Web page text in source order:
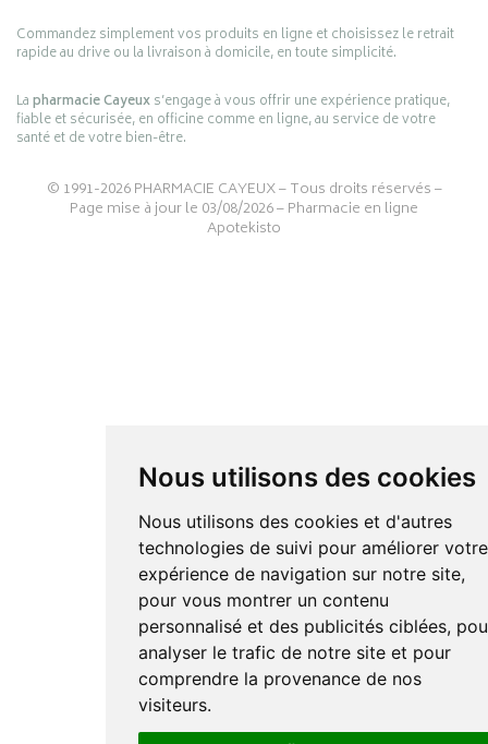
Nous utilisons des cookies
Nous utilisons des cookies et d'autres
technologies de suivi pour améliorer votre
expérience de navigation sur notre site,
pour vous montrer un contenu
personnalisé et des publicités ciblées,
analyser le trafic de notre site et pour
comprendre la provenance de nos
visiteurs.
Commandez simplement vos produits en ligne et choisissez le retrait
rapide au drive ou la livraison à domicile, en toute simplicité.
Lapharmacie Cayeuxs’engage à vous offrir une expérience pratique,
fiable et sécurisée, en officine comme en ligne, au service de votre
santé et de votre bien-être.
© 1991-2026PHARMACIE CAYEUX– Tous droits réservés –
Page mise à jour le 03/08/2026 –Pharmacie en ligne
Apotekisto